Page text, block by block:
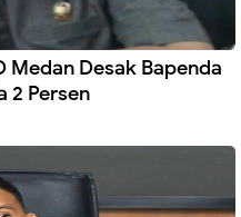
Medan Desak Bapenda
2 Persen